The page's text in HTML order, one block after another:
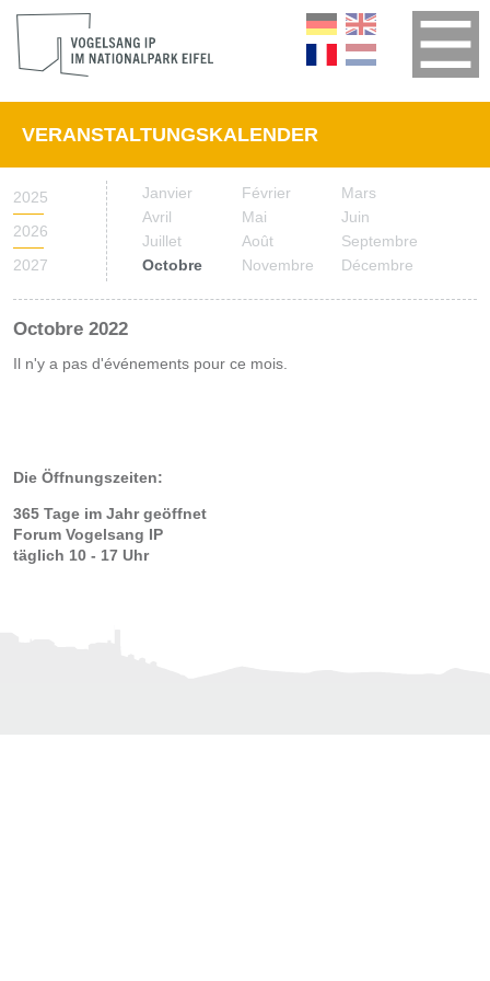
VERANSTALTUNGSKALENDER
2025
2026
2027
Janvier Février
Mars
Avril
Mai
Juin
Juillet
Août
Septembre
Octobre
Novembre Décembre
Octobre 2022
Il n'y a pas d'événements pour ce mois.
Die Öffnungszeiten:
365 Tage im Jahr geöffnet
Forum Vogelsang IP
täglich 10 - 17 Uhr